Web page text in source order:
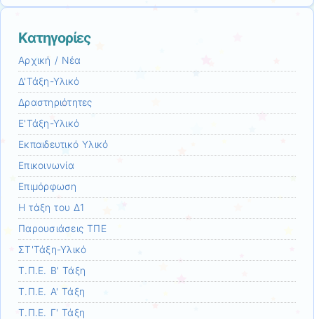
Kατηγορίες
Αρχική / Νέα
Δ'Τάξη-Υλικό
Δραστηριότητες
Ε'Τάξη-Υλικό
Εκπαιδευτικό Υλικό
Επικοινωνία
Επιμόρφωση
Η τάξη του Δ1
Παρουσιάσεις ΤΠΕ
ΣΤ'Τάξη-Υλικό
Τ.Π.Ε. B' Τάξη
Τ.Π.Ε. Α' Τάξη
Τ.Π.Ε. Γ' Τάξη